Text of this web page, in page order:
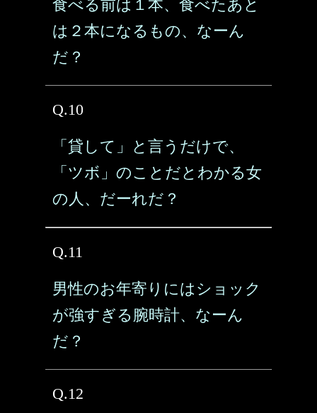
食べる前は１本、食べたあと
は２本になるもの、なーん
だ？
Q.10
「貸して」と言うだけで、
「ツボ」のことだとわかる女
の人、だーれだ？
Q.11
男性のお年寄りにはショック
が強すぎる腕時計、なーん
だ？
Q.12